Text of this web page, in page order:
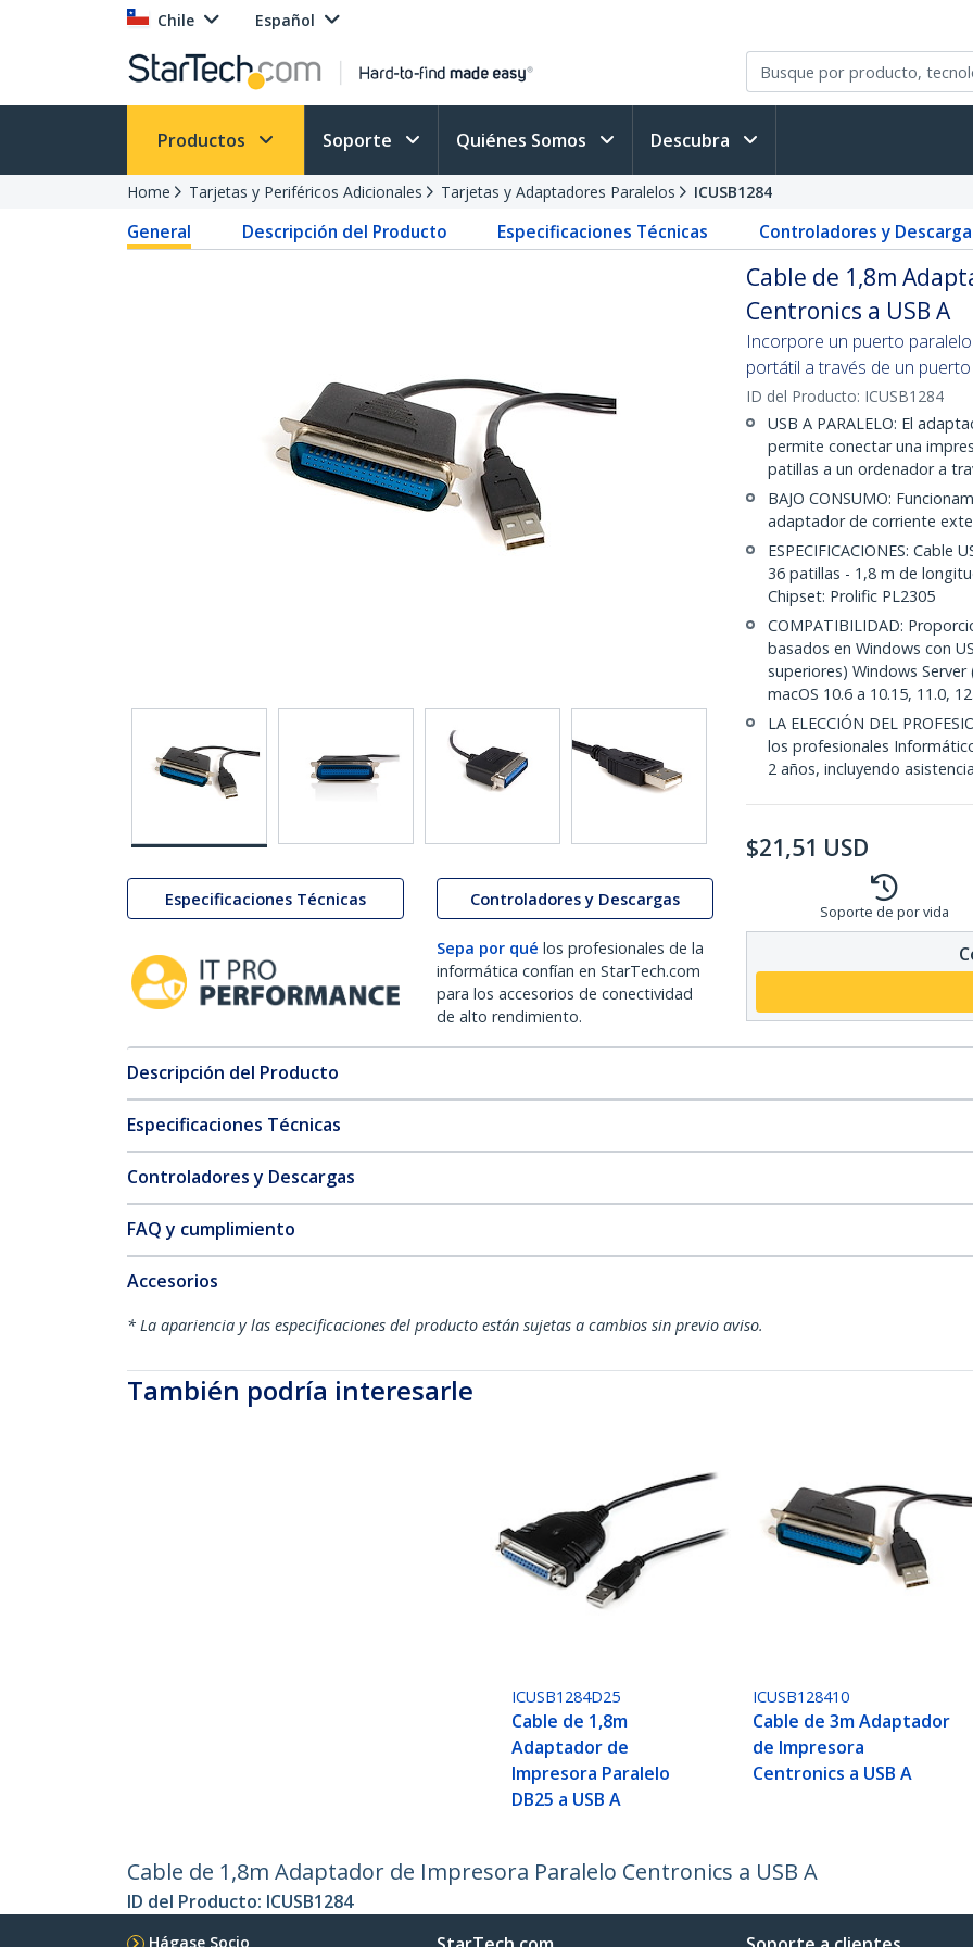
Chile Español
Productos Soporte Quiénes Somos Descubra
Home Tarjetas y Periféricos Adicionales Tarjetas y Adaptadores Paralelos ICUSB1284
General Descripción del Producto Especificaciones Técnicas Controladores y
Especificaciones Técnicas Controladores y Descargas
Sepa por qué los profesionales de la
informática confían en StarTech.com
para los accesorios de conectividad
de alto rendimiento.
Cable de 1,8m
Centronics a USB A
Incorpore un puerto
portátil a través de un puerto
ID del Producto: ICUSB1284
USB A PARALELO: El
permite conectar una
patillas a un ordenador a
BAJO CONSUMO:
adaptador de corriente
ESPECIFICACIONES:
36 patillas - 1,8 m de
Chipset: Prolific PL2305
COMPATIBILIDAD:
basados en Windows con
superiores) Windows
macOS 10.6 a 10.15, 11.0,
LA ELECCIÓN DEL
los profesionales
2 años, incluyendo
$21,51 USD
Soporte de por vida
Descripción del Producto
Especificaciones Técnicas
Controladores y Descargas
FAQ y cumplimiento
Accesorios
* La apariencia y las especificaciones del producto están sujetas a cambios sin previo aviso.
También podría interesarle
ICUSB1284D25
Cable de 1,8m
Adaptador de
Impresora Paralelo
DB25 a USB A
ICUSB128410
Cable de 3m Adaptador
de Impresora
Centronics a USB A
Cable de 1,8m Adaptador de Impresora Paralelo Centronics a USB A
ID del Producto: ICUSB1284
Hágase Socio